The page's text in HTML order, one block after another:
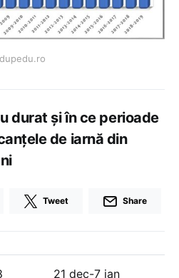
durat și în ce perioade
de iarnă din
Tweet Share
21 dec-7 ian